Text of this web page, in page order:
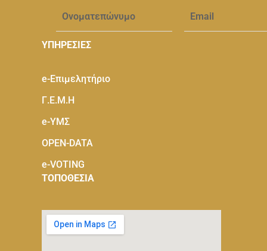
ΥΠΗΡΕΣΙΕΣ
e-Eπιμελητήριο
Γ.Ε.Μ.Η
e-ΥΜΣ
OPEN-DATA
e-VOTING
ΤΟΠΟΘΕΣΙΑ